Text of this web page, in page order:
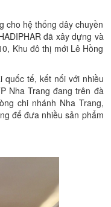
cho hệ thống dây chuyền
đã xây dựng và
Khu đô thị mới Lê Hồng
quốc tế, kết nối với nhiều
Nha Trang đang trên đà
chi nhánh Nha Trang,
để đưa nhiều sản phẩm